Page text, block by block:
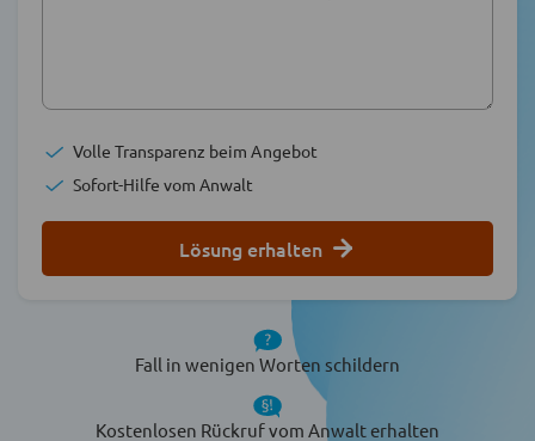
Volle Transparenz beim Angebot
Sofort-Hilfe vom Anwalt
Lösung erhalten
Fall in wenigen Worten schildern
Kostenlosen Rückruf vom Anwalt erhalten